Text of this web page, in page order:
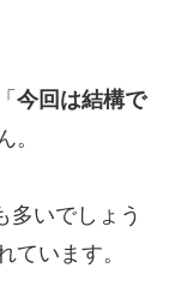
今回は結構で
。
多いでしょう
ています。